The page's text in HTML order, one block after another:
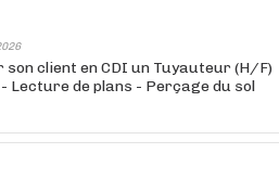
client en CDI un Tuyauteur (H/F)
Lecture de plans - Perçage du sol